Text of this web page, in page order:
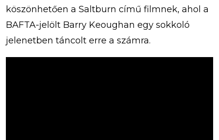
köszönhetően a Saltburn című filmnek, ahol a
BAFTA-jelölt Barry Keoughan egy sokkoló
jelenetben táncolt erre a számra.